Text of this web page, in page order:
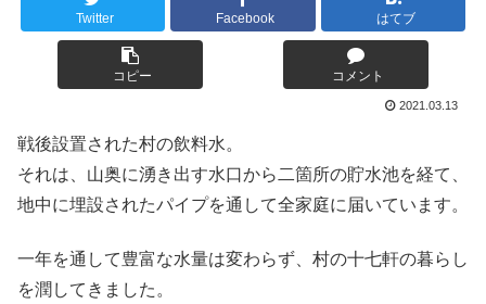
Twitter Facebook はてブ
コピー コメント
2021.03.13
戦後設置された村の飲料水。
それは、山奥に湧き出す水口から二箇所の貯水池を経て、
地中に埋設されたパイプを通して全家庭に届いています。
一年を通して豊富な水量は変わらず、村の十七軒の暮らし
を潤してきました。